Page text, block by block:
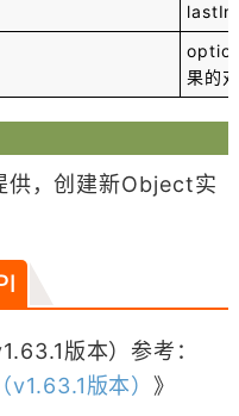
果的
供，创建新Object实
版本）参考：
版本） 》